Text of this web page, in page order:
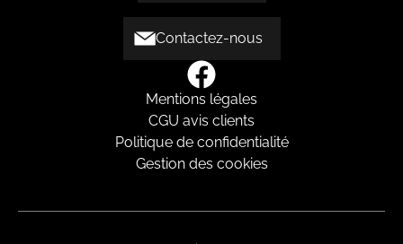
Contactez-nous
Mentions légales
CGU avis clients
Politique de confidentialité
Gestion des cookies